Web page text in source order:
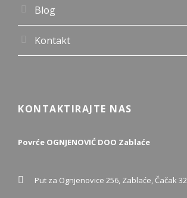
Blog
Kontakt
KONTAKTIRAJTE NAS
Povrće OGNJENOVIĆ DOO Zablaće
Put za Ognjenovice 256, Zablaće, Čačak